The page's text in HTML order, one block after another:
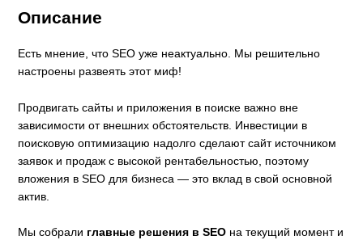
Описание
Есть мнение, что SEO уже неактуально. Мы решительно
настроены развеять этот миф!
Продвигать сайты и приложения в поиске важно вне
зависимости от внешних обстоятельств. Инвестиции в
поисковую оптимизацию надолго сделают сайт источником
заявок и продаж с высокой рентабельностью, поэтому
вложения в SEO для бизнеса — это вклад в свой основной
актив.
Мы собрали главные решения в SEO на текущий момент и